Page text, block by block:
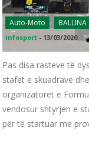
Auto-Moto BALLINA
infosport - 13/03/2020
Pas disa rasteve të
stafet e skuadrave
organizatorët e
vendosur shtyrjen e
për të startuar me